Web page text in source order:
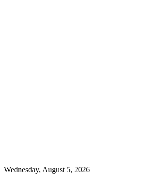
Wednesday, August 5, 2026